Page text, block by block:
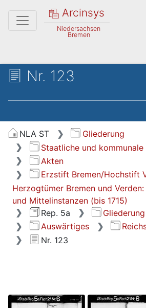
Arcinsys
Niedersachsen
Bremen
Nr. 123
NLA ST
Gliederung
Staatliche und kommunale
Akten
Erzstift Bremen/Hochstift
Herzogtümer Bremen und
und Mittelinstanzen (bis 1715)
Rep. 5a
Gliederung
Auswärtiges
Nr. 123